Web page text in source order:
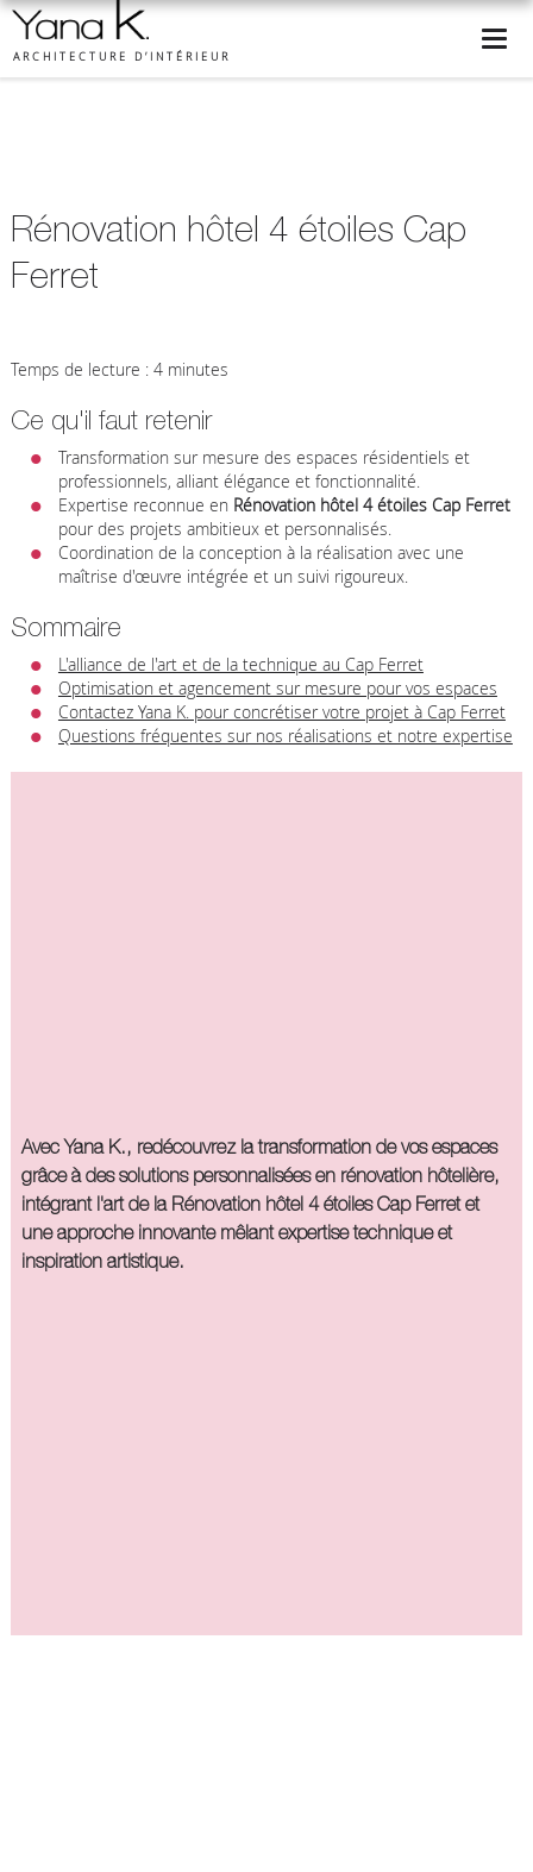
ARCHITECTURE D’INTÉRIEUR
Rénovation hôtel 4 étoiles Cap
Ferret
Temps de lecture : 4 minutes
Ce qu'il faut retenir
Transformation sur mesure des espaces résidentiels et
professionnels, alliant élégance et fonctionnalité.
Expertise reconnue en Rénovation hôtel 4 étoiles Cap Ferret
pour des projets ambitieux et personnalisés.
Coordination de la conception à la réalisation avec une
maîtrise d'œuvre intégrée et un suivi rigoureux.
Sommaire
L'alliance de l'art et de la technique au Cap Ferret
Optimisation et agencement sur mesure pour vos espaces
Contactez Yana K. pour concrétiser votre projet à Cap Ferret
Questions fréquentes sur nos réalisations et notre expertise
Avec Yana K., redécouvrez la transformation de vos espaces
grâce à des solutions personnalisées en rénovation hôtelière,
intégrant l'art de la Rénovation hôtel 4 étoiles Cap Ferretet
une approche innovante mêlant expertise technique et
inspiration artistique.